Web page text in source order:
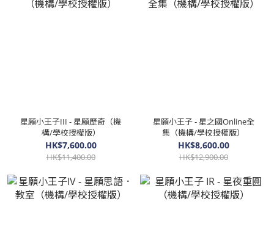
星願小王子III - 星願歷奇（機
構/學校授權版）
HK$7,600.00
HK$11,400.00
星願小王子 - 星之國Online全
集（機構/學校授權版）
HK$8,600.00
HK$12,900.00